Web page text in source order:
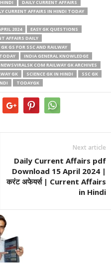
DAILY CURRENT AFFAIRS
CURRENT AFFAIRS IN HINDI TODAY
2024
EASY GK QUESTIONS
AFFAIRS DAILY
GK GS FOR SSC AND RAILWAY
INDIA GENERAL KNOWLEDGE
NEWSVIRALSK COM RAILWAY GK ARCHIVES
GK SCIENCE GK IN HINDI
SSC GK
TODAYGK
Next article
Daily Current Affairs pdf
Download 15 April 2024 |
करंट अफेयर्स | Current Affairs
in Hindi